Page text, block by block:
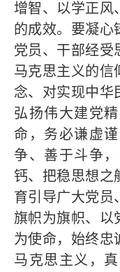
增智、以学正风
的成效。要凝心
党员、干部经受
马克思主义的信
念、对实现中华
弘扬伟大建党
命，务必谦虚
争、善于斗争
钙、把稳思想之
育引导广大党员
旗帜为旗帜、以
为使命，始终忠
马克思主义，